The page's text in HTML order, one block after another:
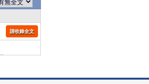
請收錄全文